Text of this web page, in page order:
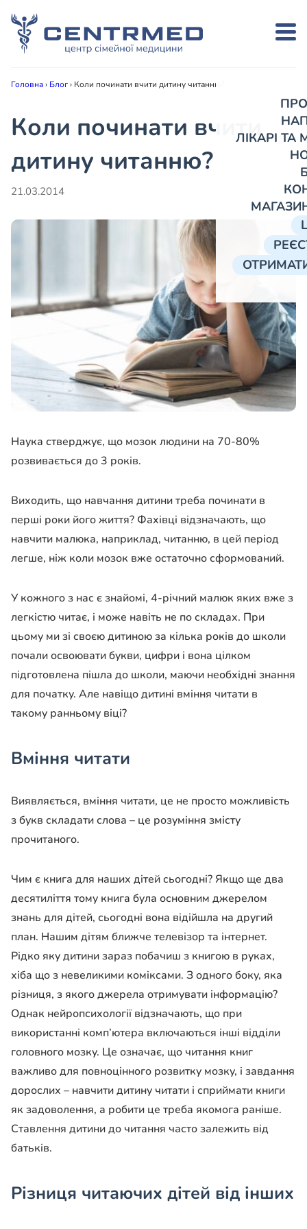
ЛІКАРІ
Головна› Блог› Коли починати вчити дитину читанню?
Коли починати вчити
дитину читанню?
21.03.2014
Наука стверджує, що мозок людини на 70-80%
розвивається до 3 років.
Виходить, що навчання дитини треба починати в
перші роки його життя? Фахівці відзначають, що
навчити малюка, наприклад, читанню, в цей період
легше, ніж коли мозок вже остаточно сформований.
У кожного з нас є знайомі, 4-річний малюк яких вже з
легкістю читає, і може навіть не по складах. При
цьому ми зі своєю дитиною за кілька років до школи
почали освоювати букви, цифри і вона цілком
підготовлена пішла до школи, маючи необхідні знання
для початку. Але навіщо дитині вміння читати в
такому ранньому віці?
Вміння читати
Виявляється, вміння читати, це не просто можливість
з букв складати слова – це розуміння змісту
прочитаного.
Чим є книга для наших дітей сьогодні? Якщо ще два
десятиліття тому книга була основним джерелом
знань для дітей, сьогодні вона відійшла на другий
план. Нашим дітям ближче телевізор та інтернет.
Рідко яку дитини зараз побачиш з книгою в руках,
хіба що з невеликими коміксами. З одного боку, яка
різниця, з якого джерела отримувати інформацію?
Однак нейропсихології відзначають, що при
використанні комп’ютера включаються інші відділи
головного мозку. Це означає, що читання книг
важливо для повноцінного розвитку мозку, і завдання
дорослих – навчити дитину читати і сприймати книги
як задоволення, а робити це треба якомога раніше.
Ставлення дитини до читання часто залежить від
батьків.
Різниця читаючих дітей від інших